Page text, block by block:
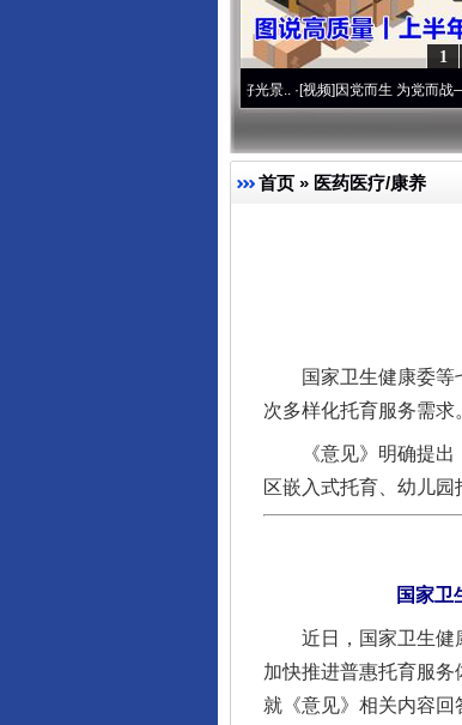
1
·[视频]因党而生 为党而战——百年“
首页 » 医药医疗/康养
国家卫生健康委等七
次多样化托育服务需求
《意见》明确提出，
区嵌入式托育、幼儿园
国家卫
近日，国家卫生健康
加快推进普惠托育服
就《意见》相关内容回